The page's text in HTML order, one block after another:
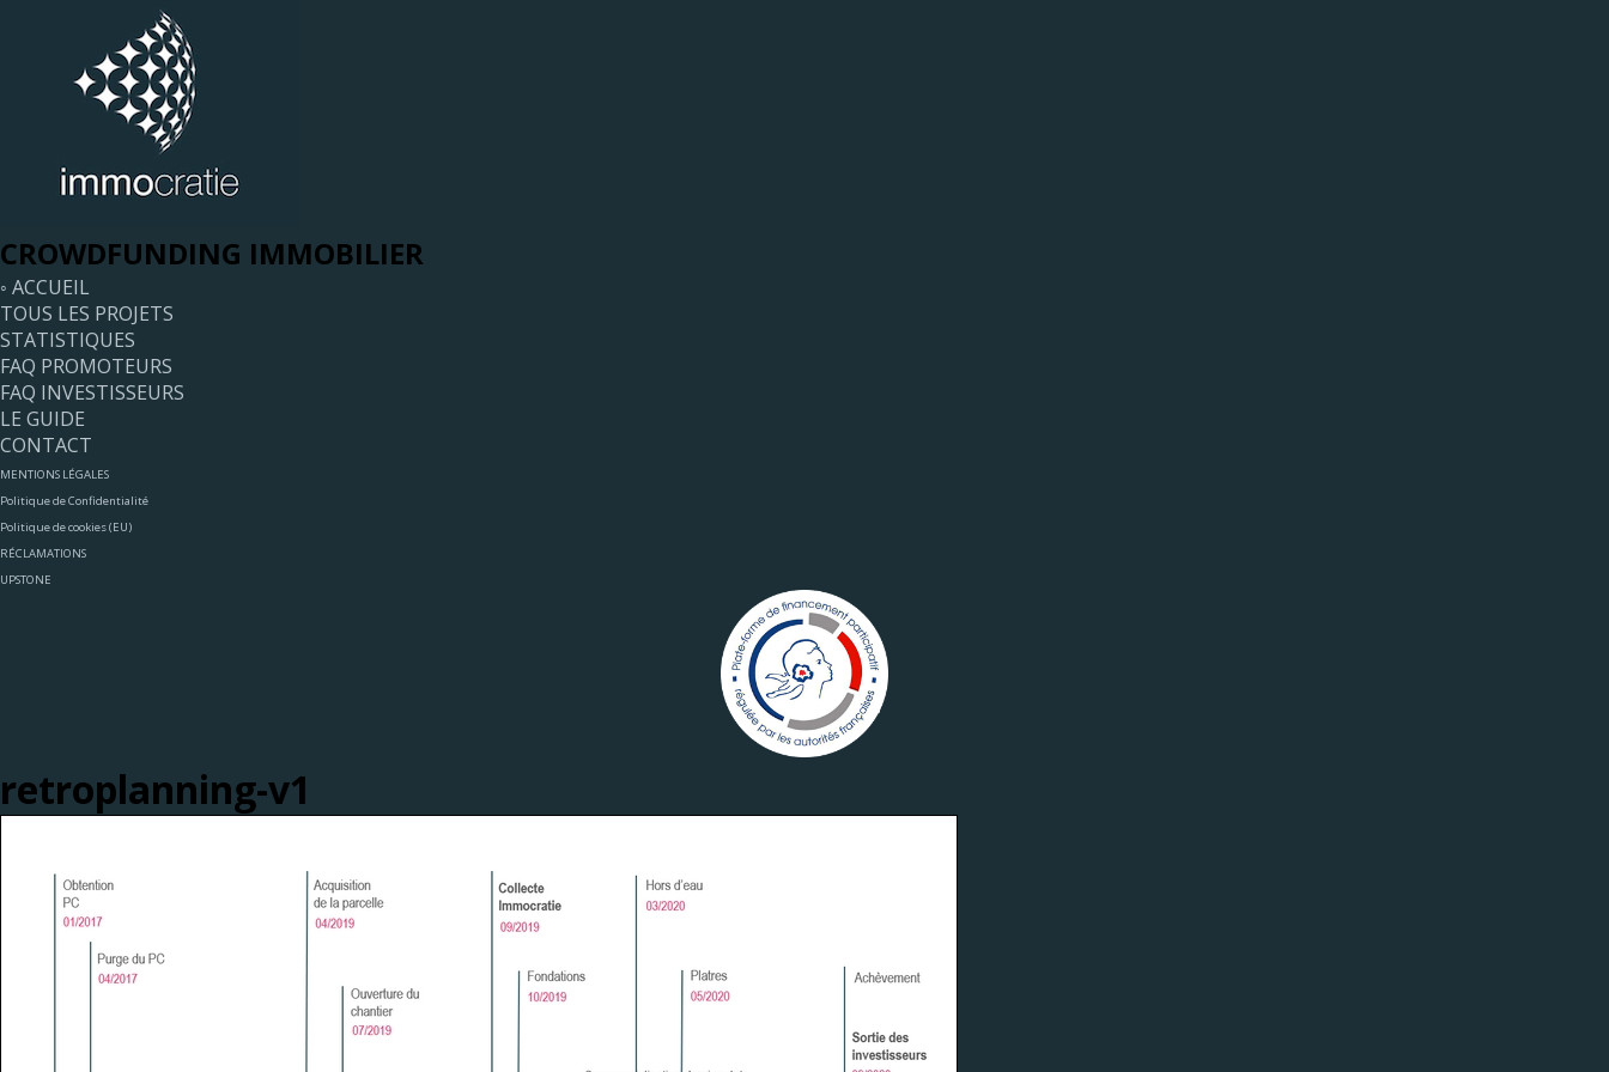
CROWDFUNDING IMMOBILIER
◦ ACCUEIL
TOUS LES PROJETS
STATISTIQUES
FAQ PROMOTEURS
FAQ INVESTISSEURS
LE GUIDE
CONTACT
MENTIONS LÉGALES
Politique de Confidentialité
Politique de cookies (EU)
RÉCLAMATIONS
UPSTONE
retroplanning-v1